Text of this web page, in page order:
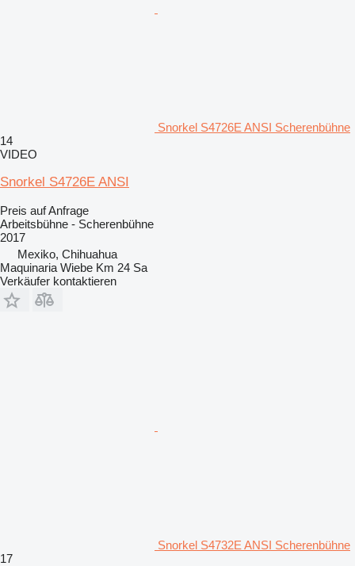
Snorkel S4726E ANSI Scherenbühne
14
VIDEO
Snorkel S4726E ANSI
Preis auf Anfrage
Arbeitsbühne - Scherenbühne
2017
Mexiko, Chihuahua
Maquinaria Wiebe Km 24 Sa
Verkäufer kontaktieren
Snorkel S4732E ANSI Scherenbühne
17